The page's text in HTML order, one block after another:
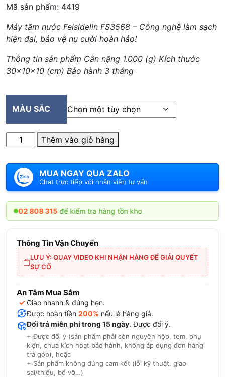
Mã sản phẩm: 4419
Máy tăm nước Feisidelin FS3568 – Công nghệ làm sạch
hiện đại, bảo vệ nụ cười hoàn hảo!
Thông tin sản phẩm Cân nặng 1.000 (g) Kích thước
30x10x10 (cm) Bảo hành 3 tháng
MÀU SẮC
lượng
Thêm vào giỏ hàng
MUA NGAY QUA ZALO
Chat trực tiếp với nhân viên tư vấn
808 315để kiểm tra hàng tồn kho
Thông Tin Vận Chuyển
LƯU Ý: QUAY VIDEO KHI NHẬN HÀNG ĐỂ GIẢI QUYẾT
SỰ CỐ
An Tâm Mua Sắm
✓ Giao nhanh & đúng hẹn.
Được hoàn tiền 200% nếu là hàng giả.
Đổi trả miễn phí trong 15 ngày. Được đổi ý.
+ Được đổi ý (sản phẩm phải còn nguyên hộp, tem, phụ
kiện, chưa kích hoạt bảo hành, không áp dụng đơn hàng
trả góp), hoặc
+ Sản phẩm không đúng cam kết (lỗi kỹ thuật, giao
sai/thiếu, bể vỡ…)